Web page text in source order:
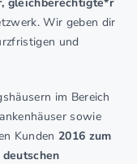
Wir geben dir
und
im Bereich
sowie
Kunden 2016 zum